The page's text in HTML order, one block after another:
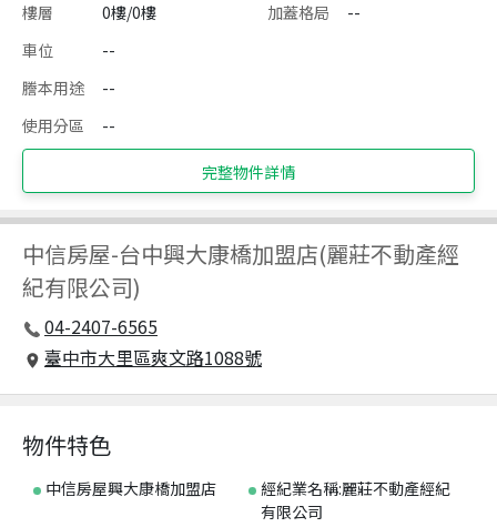
樓層
0樓/0樓 加蓋格局
--
車位
--
謄本用途
--
使用分區
--
完整物件詳情
中信房屋-台中興大康橋加盟店(麗莊不動產經
紀有限公司)
04-2407-6565
臺中市大里區爽文路1088號
物件特色
中信房屋興大康橋加盟店
經紀業名稱:麗莊不動產經紀
有限公司